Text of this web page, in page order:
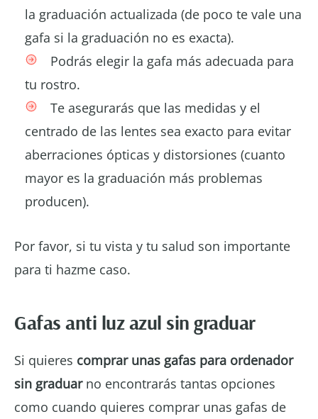
la graduación actualizada (de poco te vale una
gafa si la graduación no es exacta).
Podrás elegir la gafa más adecuada para
tu rostro.
Te asegurarás que las medidas y el
centrado de las lentes sea exacto para evitar
aberraciones ópticas y distorsiones (cuanto
mayor es la graduación más problemas
producen).
Por favor, si tu vista y tu salud son importante
para ti hazme caso.
Gafas anti luz azul sin graduar
Si quieres comprar unas gafas para ordenador
sin graduarno encontrarás tantas opciones
como cuando quieres comprar unas gafas de